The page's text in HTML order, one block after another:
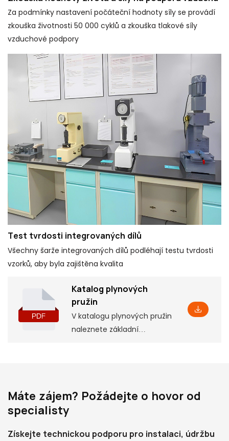
Za podmínky nastavení počáteční hodnoty síly se provádí
zkouška životnosti 50 000 cyklů a zkouška tlakové síly
vzduchové podpory
Test tvrdosti integrovaných dílů
Všechny šarže integrovaných dílů podléhají testu tvrdosti
vzorků, aby byla zajištěna kvalita
Katalog plynových
pružin
V katalogu plynových pružin
naleznete základní
instalační rozměry, které
Máte zájem? Požádejte o hovor od
specialisty
Získejte technickou podporu pro instalaci, údržbu